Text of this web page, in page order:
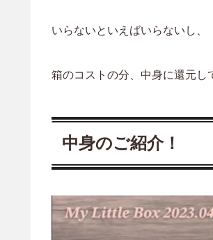
いらないといえばいらないし、
箱のコストの分、中身に還元
中身のご紹介！